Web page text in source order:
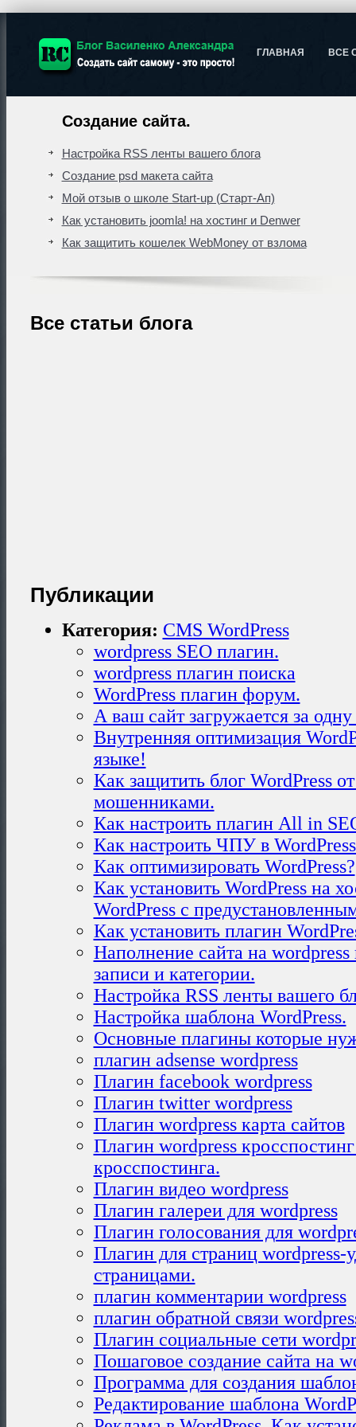
ВСЕ
ГЛАВНАЯ
Создание сайта.
Настройка RSS ленты вашего блога
Создание psd макета сайта
Мой отзыв о школе Start-up (Старт-Ап)
Как установить joomla! на хостинг и Denwer
Как защитить кошелек WebMoney от взлома
Все статьи блога
Публикации
Категория: CMS WordPress
wordpress SEO плагин.
wordpress плагин поиска
WordPress плагин форум.
А ваш сайт загружается за
Внутренняя оптимизация
языке!
Как защитить блог WordPress
мошенниками.
Как настроить плагин All in
Как настроить ЧПУ в
Как оптимизировать WordPress?
Как установить WordPress на
WordPress с
Как установить плагин
Наполнение сайта на wordpress
записи и категории.
Настройка RSS ленты вашего
Настройка шаблона WordPress.
Основные плагины которые
плагин adsense wordpress
Плагин facebook wordpress
Плагин twitter wordpress
Плагин wordpress карта сайтов
Плагин wordpress
кросспостинга.
Плагин видео wordpress
Плагин галереи для wordpress
Плагин голосования для
Плагин для страниц wordpress-
страницами.
плагин комментарии wordpress
плагин обратной связи
Плагин социальные сети
Пошаговое создание сайта на
Программа для создания
Редактирование шаблона